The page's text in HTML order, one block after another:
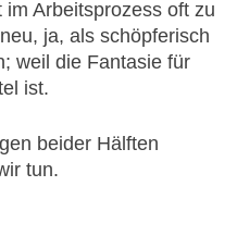
Arbeitsprozess oft zu
ja, als schöpferisch
weil die Fantasie für
ist.
beider Hälften
tun.